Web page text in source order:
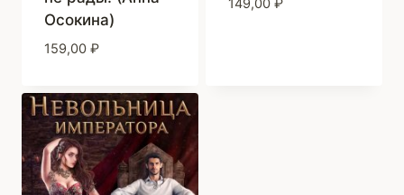
Осокина)
159,00 ₽
149,00 ₽